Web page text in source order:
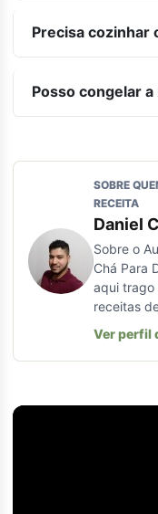
Precisa cozinhar
Posso congelar
SOBRE
RECEITA
Daniel
Sobre o
Chá Para
aqui trago
receitas
Ver perfil